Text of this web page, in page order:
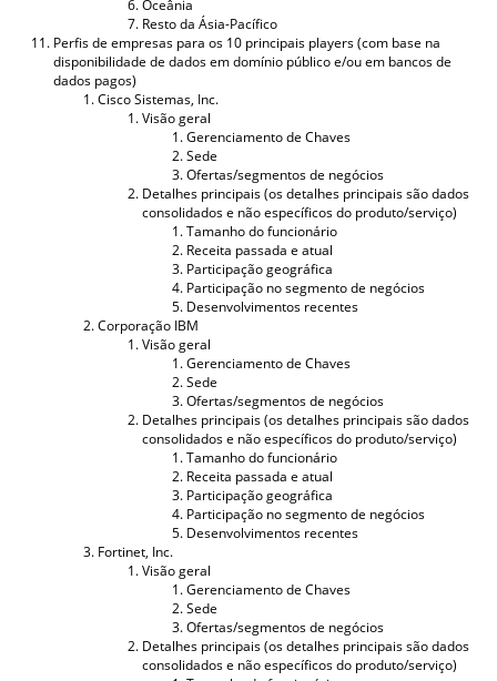
Oceânia
Resto da Ásia-Pacífico
Perfis de empresas para os 10 principais players (com base na
disponibilidade de dados em domínio público e/ou em bancos de
dados pagos)
Cisco Sistemas, Inc.
Visão geral
Gerenciamento de Chaves
Sede
Ofertas/segmentos de negócios
Detalhes principais (os detalhes principais são dados
consolidados e não específicos do produto/serviço)
Tamanho do funcionário
Receita passada e atual
Participação geográfica
Participação no segmento de negócios
Desenvolvimentos recentes
Corporação IBM
Visão geral
Gerenciamento de Chaves
Sede
Ofertas/segmentos de negócios
Detalhes principais (os detalhes principais são dados
consolidados e não específicos do produto/serviço)
Tamanho do funcionário
Receita passada e atual
Participação geográfica
Participação no segmento de negócios
Desenvolvimentos recentes
Fortinet, Inc.
Visão geral
Gerenciamento de Chaves
Sede
Ofertas/segmentos de negócios
Detalhes principais (os detalhes principais são dados
consolidados e não específicos do produto/serviço)